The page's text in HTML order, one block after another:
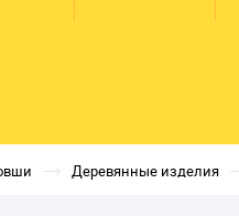
Деревянные изделия